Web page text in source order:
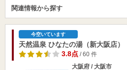
関連情報から探す
今空いています
天然温泉 ひなたの湯（新大阪店）
3.8点/ 60 件
大阪府 / 大阪市